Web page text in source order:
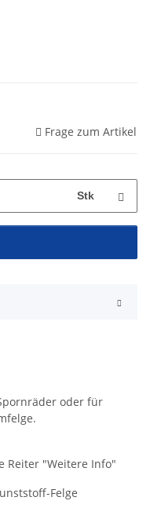
Frage zum Artikel
Stk
oder für
Reiter "Weitere Info"
Felge